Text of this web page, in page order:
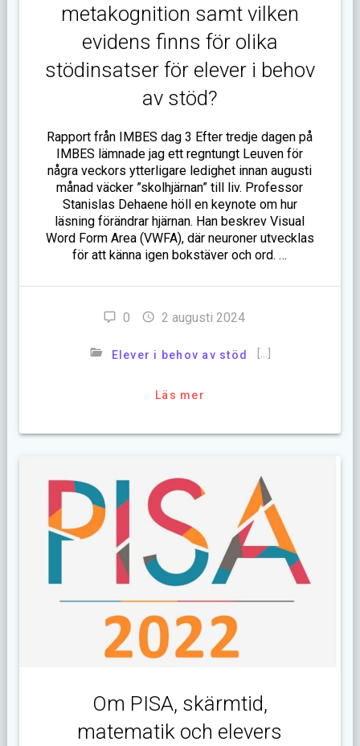
metakognition samt vilken
evidens finns för olika
stödinsatser för elever i behov
av stöd?
Rapport från IMBES dag 3 Efter tredje dagen på
IMBES lämnade jag ett regntungt Leuven för
några veckors ytterligare ledighet innan augusti
månad väcker ”skolhjärnan” till liv. Professor
Stanislas Dehaene höll en keynote om hur
läsning förändrar hjärnan. Han beskrev Visual
Word Form Area (VWFA), där neuroner utvecklas
för att känna igen bokstäver och ord. …
0 2 augusti 2024
Elever i behov av stöd […]
Läs mer
Om PISA, skärmtid,
matematik och elevers